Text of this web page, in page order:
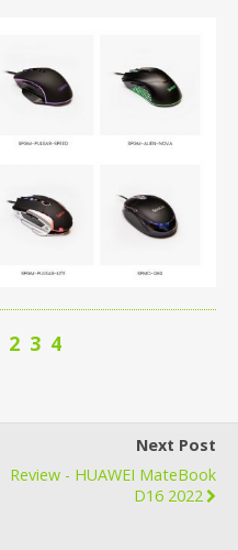
2 3 4
Next Post
Review - HUAWEI MateBook
D16 2022